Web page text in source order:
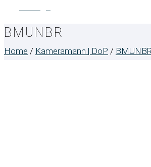
BMUNBR
Home / Kameramann | DoP /